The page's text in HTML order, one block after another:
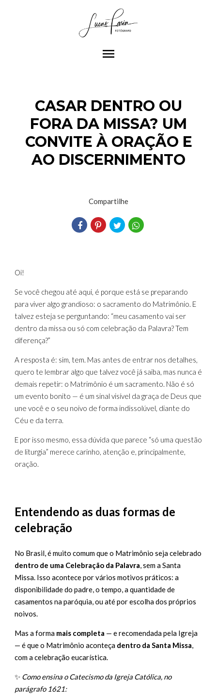
menu
CASAR DENTRO OU
FORA DA MISSA? UM
CONVITE À ORAÇÃO E
AO DISCERNIMENTO
Compartilhe
Oi!
Se você chegou até aqui, é porque está se preparando
para viver algo grandioso: o sacramento do Matrimônio. E
talvez esteja se perguntando: “meu casamento vai ser
dentro da missa ou só com celebração da Palavra? Tem
diferença?”
A resposta é: sim, tem. Mas antes de entrar nos detalhes,
quero te lembrar algo que talvez você já saiba, mas nunca é
demais repetir: o Matrimônio é um sacramento. Não é só
um evento bonito — é um sinal visível da graça de Deus que
une você e o seu noivo de forma indissolúvel, diante do
Céu e da terra.
E por isso mesmo, essa dúvida que parece “só uma questão
de liturgia” merece carinho, atenção e, principalmente,
oração.
Entendendo as duas formas de
celebração
No Brasil, é muito comum que o Matrimônio seja celebrado
dentro de uma Celebração da Palavra, sem a Santa
Missa. Isso acontece por vários motivos práticos: a
disponibilidade do padre, o tempo, a quantidade de
casamentos na paróquia, ou até por escolha dos próprios
noivos.
Mas a forma mais completa — e recomendada pela Igreja
— é que o Matrimônio aconteça dentro da Santa Missa,
com a celebração eucarística.
✨ Como ensina o Catecismo da Igreja Católica, no
parágrafo 1621: